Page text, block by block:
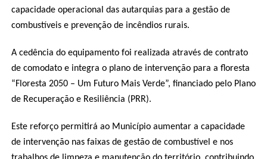
capacidade operacional das autarquias para a gestão de
combustíveis e prevenção de incêndios rurais.
A cedência do equipamento foi realizada através de contrato
de comodato e integra o plano de intervenção para a floresta
“Floresta 2050 – Um Futuro Mais Verde”, financiado pelo Plano
de Recuperação e Resiliência (PRR).
Este reforço permitirá ao Município aumentar a capacidade
de intervenção nas faixas de gestão de combustível e nos